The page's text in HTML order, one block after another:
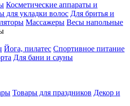
Косметические аппараты и
для укладки волос Для бритья и
Массажеры Весы напольные
Йога, пилатес Спортивное питание
Для бани и сауны
Товары для праздников Декор и